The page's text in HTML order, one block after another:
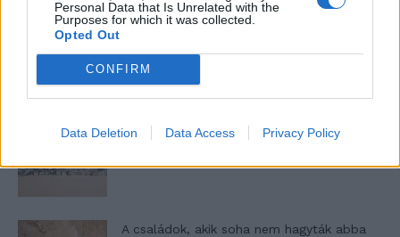
Personal Data that Is Unrelated with the
Purposes for which it was collected.
Opted Out
CONFIRM
Data Deletion Data Access Privacy Policy
10 tanács, ha jobban akarod érezni magad
a hétköznapokban
Egy ház, amely a tengerre és a fényre
A családok, akik soha nem hagyták abba